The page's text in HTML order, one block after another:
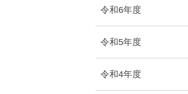
令和6年度
令和5年度
令和4年度